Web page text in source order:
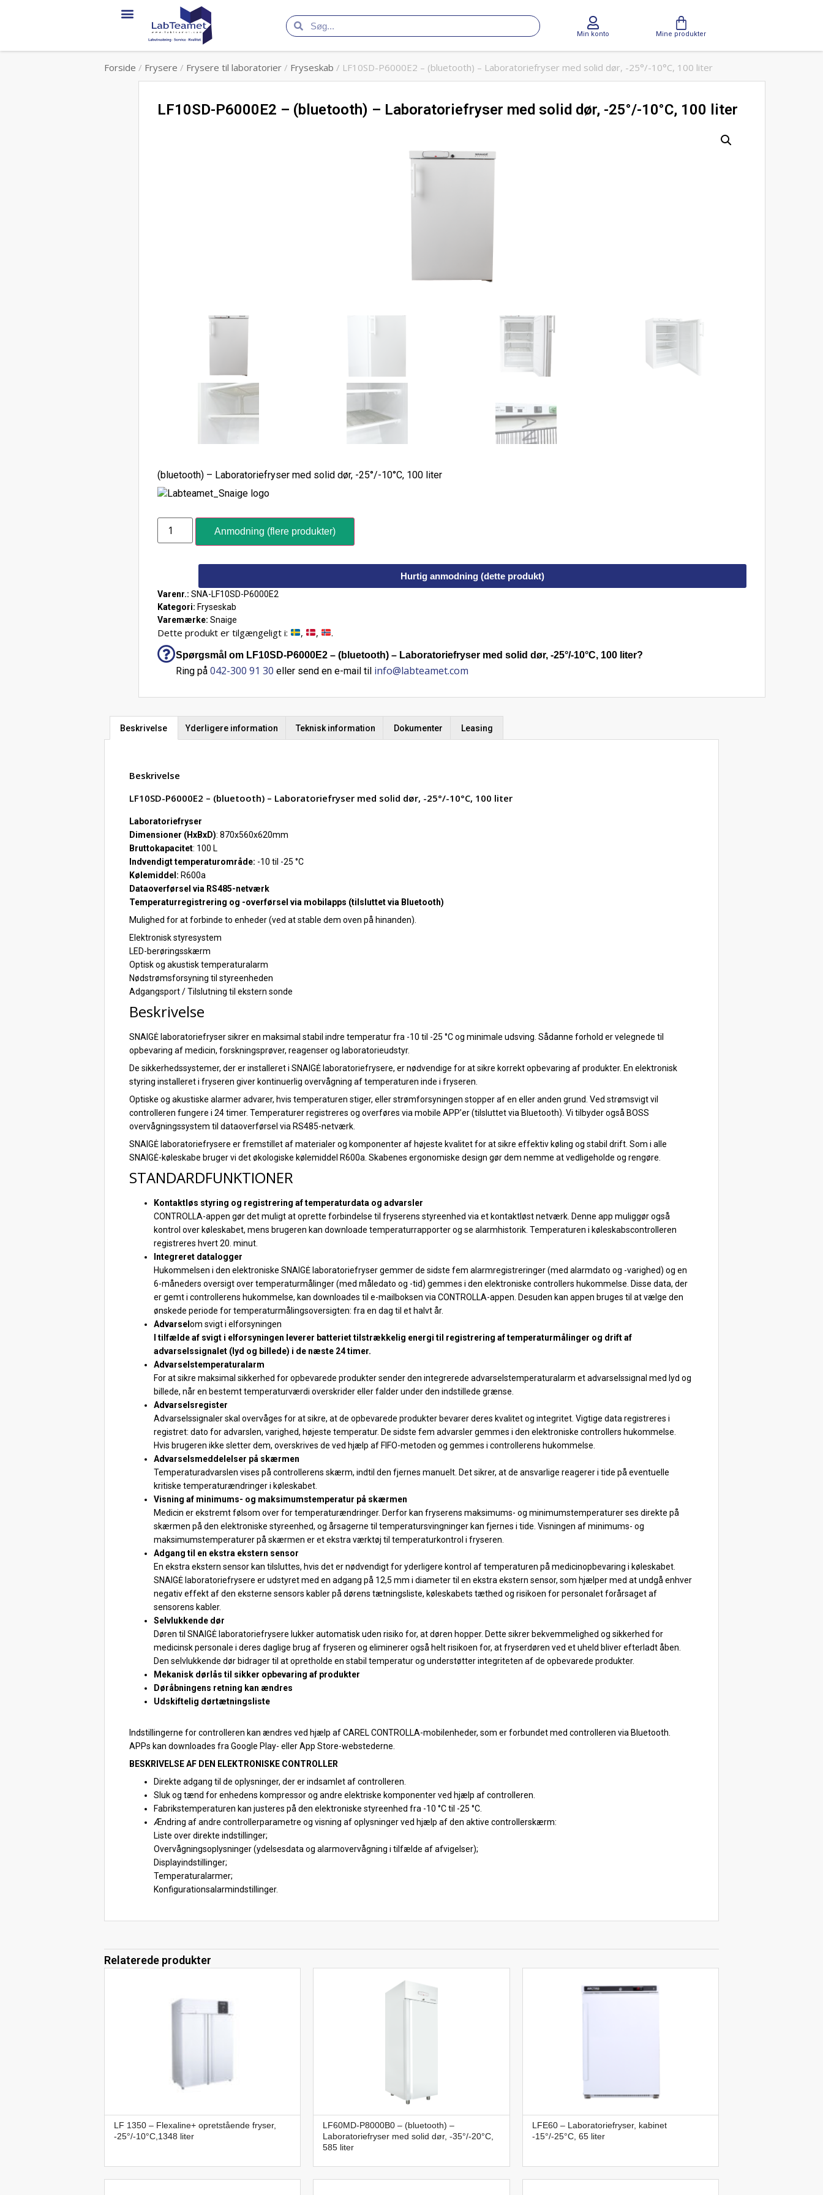
Min konto Mine produkter
Forside / Frysere / Frysere til laboratorier / Fryseskab / LF10SD-P6000E2 – (bluetooth) – Laboratoriefryser med solid dør, -25°/-10°C, 100 liter
LF10SD-P6000E2 – (bluetooth) – Laboratoriefryser med solid dør, -25°/-10°C, 100 liter
(bluetooth) – Laboratoriefryser med solid dør, -25°/-10°C, 100 liter
Anmodning (flere produkter)
Hurtig anmodning (dette produkt)
Varenr.: SNA-LF10SD-P6000E2
Kategori: Fryseskab
Varemærke: Snaige
Dette produkt er tilgængeligt i: , , .
Spørgsmål om LF10SD-P6000E2 – (bluetooth) – Laboratoriefryser med solid dør, -25°/-10°C, 100 liter?
Ring på 042-300 91 30 eller send en e-mail til info@labteamet.com
Beskrivelse Yderligere information Teknisk information Dokumenter Leasing
Beskrivelse
LF10SD-P6000E2 – (bluetooth) – Laboratoriefryser med solid dør, -25°/-10°C, 100 liter
Laboratoriefryser
Dimensioner (HxBxD): 870x560x620mm
Bruttokapacitet: 100 L
Indvendigt temperaturområde: -10 til -25 °C
Kølemiddel: R600a
Dataoverførsel via RS485-netværk
Temperaturregistrering og -overførsel via mobilapps (tilsluttet via Bluetooth)
Mulighed for at forbinde to enheder (ved at stable dem oven på hinanden).
Elektronisk styresystem
LED-berøringsskærm
Optisk og akustisk temperaturalarm
Nødstrømsforsyning til styreenheden
Adgangsport / Tilslutning til ekstern sonde
Beskrivelse
SNAIGĖ laboratoriefryser sikrer en maksimal stabil indre temperatur fra -10 til -25 °C og minimale udsving. Sådanne forhold er velegnede til
opbevaring af medicin, forskningsprøver, reagenser og laboratorieudstyr.
De sikkerhedssystemer, der er installeret i SNAIGĖ laboratoriefrysere, er nødvendige for at sikre korrekt opbevaring af produkter. En elektronisk
styring installeret i fryseren giver kontinuerlig overvågning af temperaturen inde i fryseren.
Optiske og akustiske alarmer advarer, hvis temperaturen stiger, eller strømforsyningen stopper af en eller anden grund. Ved strømsvigt vil
controlleren fungere i 24 timer. Temperaturer registreres og overføres via mobile APP’er (tilsluttet via Bluetooth). Vi tilbyder også BOSS
overvågningssystem til dataoverførsel via RS485-netværk.
SNAIGĖ laboratoriefrysere er fremstillet af materialer og komponenter af højeste kvalitet for at sikre effektiv køling og stabil drift. Som i alle
SNAIGĖ-køleskabe bruger vi det økologiske kølemiddel R600a. Skabenes ergonomiske design gør dem nemme at vedligeholde og rengøre.
STANDARDFUNKTIONER
Kontaktløs styring og registrering af temperaturdata og advarsler
CONTROLLA-appen gør det muligt at oprette forbindelse til fryserens styreenhed via et kontaktløst netværk. Denne app muliggør også
kontrol over køleskabet, mens brugeren kan downloade temperaturrapporter og se alarmhistorik. Temperaturen i køleskabscontrolleren
registreres hvert 20. minut.
Integreret datalogger
Hukommelsen i den elektroniske SNAIGĖ laboratoriefryser gemmer de sidste fem alarmregistreringer (med alarmdato og -varighed) og en
6-måneders oversigt over temperaturmålinger (med måledato og -tid) gemmes i den elektroniske controllers hukommelse. Disse data, der
er gemt i controllerens hukommelse, kan downloades til e-mailboksen via CONTROLLA-appen. Desuden kan appen bruges til at vælge den
ønskede periode for temperaturmålingsoversigten: fra en dag til et halvt år.
Advarselom svigt i elforsyningen
I tilfælde af svigt i elforsyningen leverer batteriet tilstrækkelig energi til registrering af temperaturmålinger og drift af
advarselssignalet (lyd og billede) i de næste 24 timer.
Advarselstemperaturalarm
For at sikre maksimal sikkerhed for opbevarede produkter sender den integrerede advarselstemperaturalarm et advarselssignal med lyd og
billede, når en bestemt temperaturværdi overskrider eller falder under den indstillede grænse.
Advarselsregister
Advarselssignaler skal overvåges for at sikre, at de opbevarede produkter bevarer deres kvalitet og integritet. Vigtige data registreres i
registret: dato for advarslen, varighed, højeste temperatur. De sidste fem advarsler gemmes i den elektroniske controllers hukommelse.
Hvis brugeren ikke sletter dem, overskrives de ved hjælp af FIFO-metoden og gemmes i controllerens hukommelse.
Advarselsmeddelelser på skærmen
Temperaturadvarslen vises på controllerens skærm, indtil den fjernes manuelt. Det sikrer, at de ansvarlige reagerer i tide på eventuelle
kritiske temperaturændringer i køleskabet.
Visning af minimums- og maksimumstemperatur på skærmen
Medicin er ekstremt følsom over for temperaturændringer. Derfor kan fryserens maksimums- og minimumstemperaturer ses direkte på
skærmen på den elektroniske styreenhed, og årsagerne til temperatursvingninger kan fjernes i tide. Visningen af minimums- og
maksimumstemperaturer på skærmen er et ekstra værktøj til temperaturkontrol i fryseren.
Adgang til en ekstra ekstern sensor
En ekstra ekstern sensor kan tilsluttes, hvis det er nødvendigt for yderligere kontrol af temperaturen på medicinopbevaring i køleskabet.
SNAIGĖ laboratoriefrysere er udstyret med en adgang på 12,5 mm i diameter til en ekstra ekstern sensor, som hjælper med at undgå enhver
negativ effekt af den eksterne sensors kabler på dørens tætningsliste, køleskabets tæthed og risikoen for personalet forårsaget af
sensorens kabler.
Selvlukkende dør
Døren til SNAIGĖ laboratoriefrysere lukker automatisk uden risiko for, at døren hopper. Dette sikrer bekvemmelighed og sikkerhed for
medicinsk personale i deres daglige brug af fryseren og eliminerer også helt risikoen for, at fryserdøren ved et uheld bliver efterladt åben.
Den selvlukkende dør bidrager til at opretholde en stabil temperatur og understøtter integriteten af de opbevarede produkter.
Mekanisk dørlås til sikker opbevaring af produkter
Døråbningens retning kan ændres
Udskiftelig dørtætningsliste
Indstillingerne for controlleren kan ændres ved hjælp af CAREL CONTROLLA-mobilenheder, som er forbundet med controlleren via Bluetooth.
APPs kan downloades fra Google Play- eller App Store-webstederne.
BESKRIVELSE AF DEN ELEKTRONISKE CONTROLLER
Direkte adgang til de oplysninger, der er indsamlet af controlleren.
Sluk og tænd for enhedens kompressor og andre elektriske komponenter ved hjælp af controlleren.
Fabrikstemperaturen kan justeres på den elektroniske styreenhed fra -10 °C til -25 °C.
Ændring af andre controllerparametre og visning af oplysninger ved hjælp af den aktive controllerskærm:
Liste over direkte indstillinger;
Overvågningsoplysninger (ydelsesdata og alarmovervågning i tilfælde af afvigelser);
Displayindstillinger;
Temperaturalarmer;
Konfigurationsalarmindstillinger.
Relaterede produkter
LF 1350 – Flexaline+ opretstående fryser,
-25°/-10°C,1348 liter
LF60MD-P8000B0 – (bluetooth) –
Laboratoriefryser med solid dør, -35°/-20°C,
585 liter
LFE60 – Laboratoriefryser, kabinet
-15°/-25°C, 65 liter